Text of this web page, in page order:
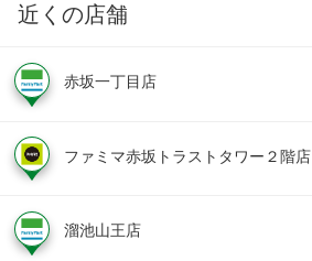
近くの店舗
赤坂一丁目店
ファミマ赤坂トラストタワー２階店
溜池山王店